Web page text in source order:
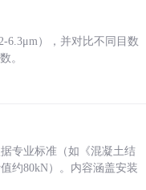
6.3μm），并对比不同目数
。
专业标准（如《混凝土结
约80kN）。内容涵盖安装